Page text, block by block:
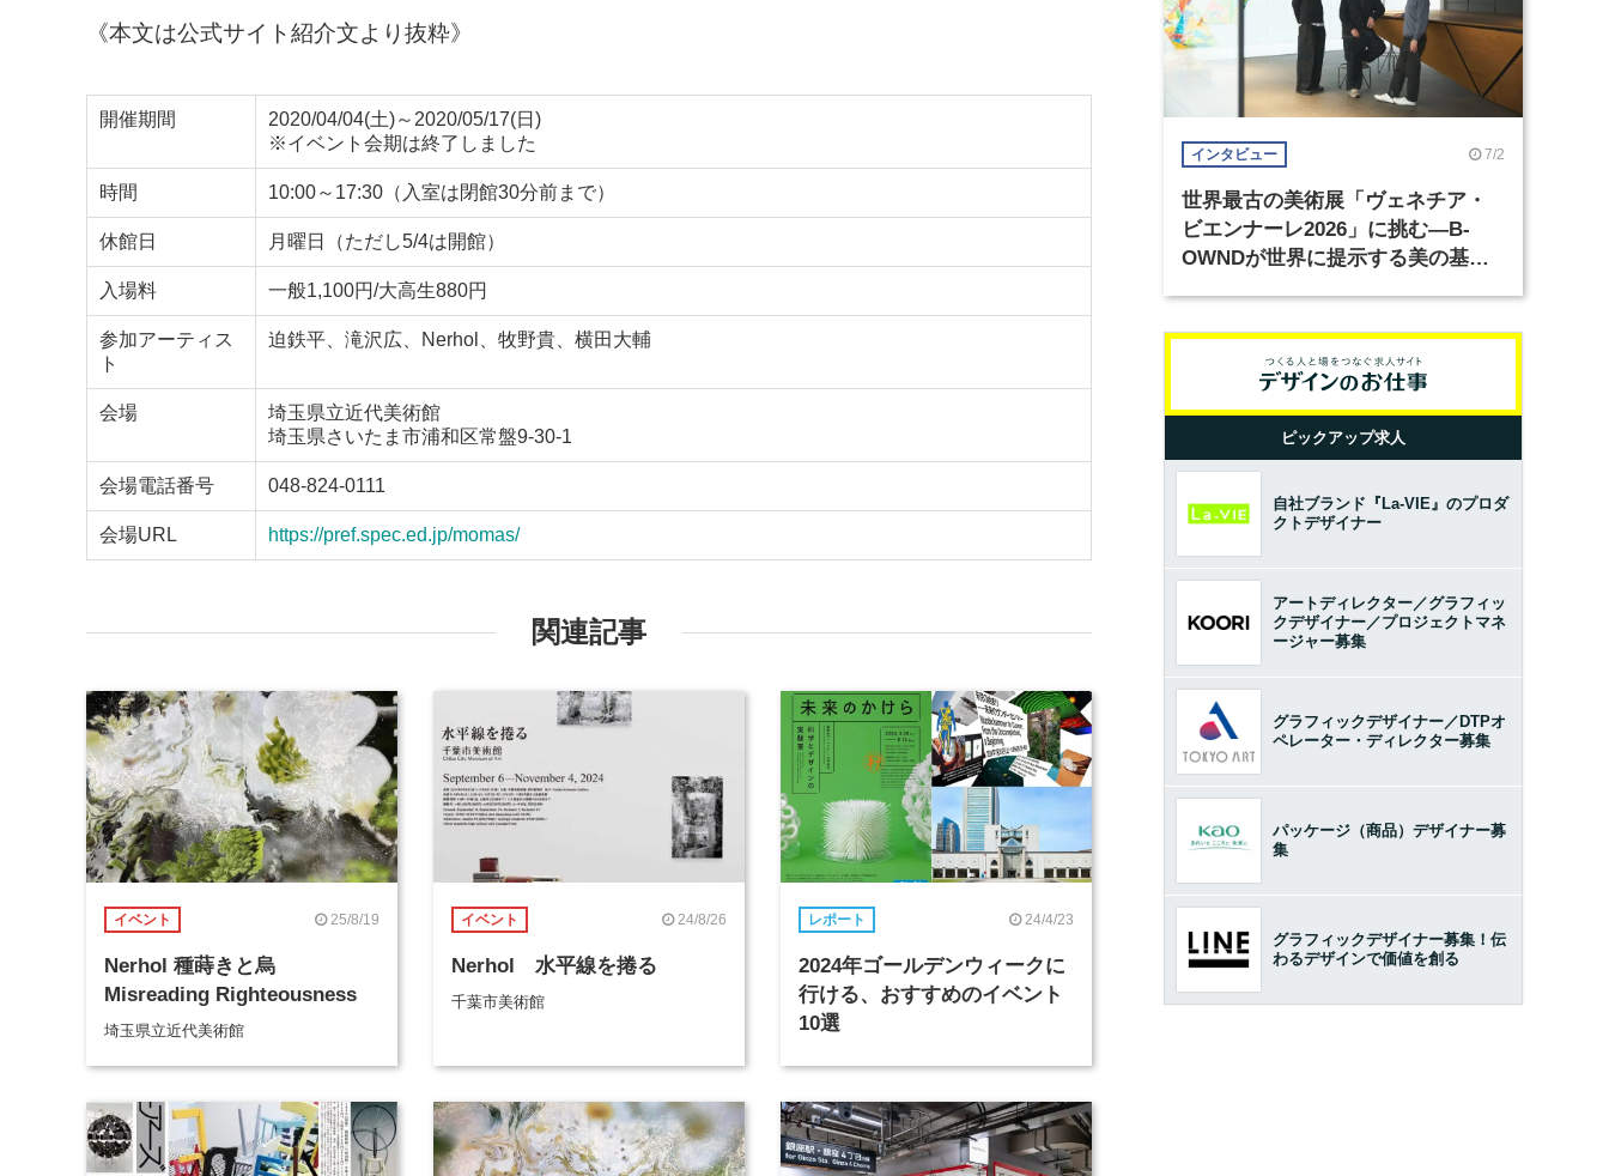
《本文は公式サイト紹介文より抜粋》
開催期間
2020/04/04(土)～2020/05/17(日)
※イベント会期は終了しました
時間 10:00～17:30（入室は閉館30分前まで）
休館日 月曜日（ただし5/4は開館）
入場料 一般1,100円/大高生880円
参加アーティス
ト
迫鉄平、滝沢広、Nerhol、牧野貴、横田大輔
会場
埼玉県立近代美術館
埼玉県さいたま市浦和区常盤9-30-1
会場電話番号 048-824-0111
会場URL https://pref.spec.ed.jp/momas/
関連記事
イベント 25/8/19
Nerhol 種蒔きと烏
Misreading Righteousness
埼玉県立近代美術館
イベント 24/8/26
Nerhol 水平線を捲る
千葉市美術館
レポート 24/4/23
2024年ゴールデンウィークに
行ける、おすすめのイベント
10選
インタビュー 7/2
世界最古の美術展「ヴェネチア・
ビエンナーレ2026」に挑む―B-
OWNDが世界に提示する美の基準
ピックアップ求人
自社ブランド『La-VIE』のプロダ
クトデザイナー
アートディレクター／グラフィッ
クデザイナー／プロジェクトマネ
ージャー募集
グラフィックデザイナー／DTPオ
ペレーター・ディレクター募集
パッケージ（商品）デザイナー募
集
グラフィックデザイナー募集！伝
わるデザインで価値を創る